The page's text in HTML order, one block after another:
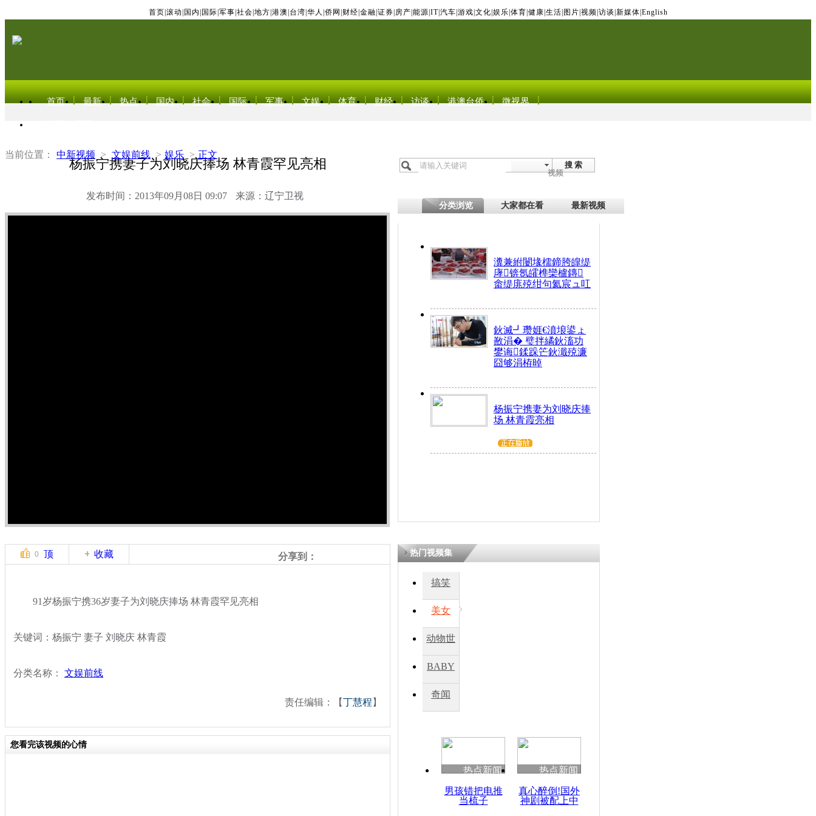
首页 滚动 国内 国际 军事 社会 地方 港澳 台湾 华人 侨网 财经 金融 证券 房产 能源 IT| 汽车 游戏 文化 娱乐 体育 健康 生活 图片 视频 访谈 新媒体 English
首页 最新 热点 国内 社会 国际 军事 文娱 体育 财经 访谈 港澳台侨 微视界
当前位置： 中新视频 > 文娱前线 > 娱乐 > 正文
杨振宁携妻子为刘晓庆捧场 林青霞罕见亮相
发布时间：2013年09月08日 09:07 来源：辽宁卫视
搜 索
视频
分类浏览 大家都在看 最新视频
瀵兼紨闄堟檽鍗胯皥缇
庨锛氬皬榫欒櫨鏄
畬缇庣殑绀句氦宸ュ叿
鈥滅┛瓒娾€濆埌鍙ょ
敾涓� 璧拌繘鈥滀功
鐢诲鍒跺笀鈥濈殑濂
囧够涓栫晫
杨振宁携妻为刘晓庆捧
场 林青霞亮相
0 顶 收藏 分享到：
91岁杨振宁携36岁妻子为刘晓庆捧场 林青霞罕见亮相
关键词：杨振宁 妻子 刘晓庆 林青霞
分类名称： 文娱前线
责任编辑：【丁慧程 】
您看完该视频的心情
热门视频集
搞笑
美女
动物世
BABY
秀
奇闻
热点新闻
男孩错把电推
当梳子
热点新闻
真心醉倒!国外
神剧被配上中